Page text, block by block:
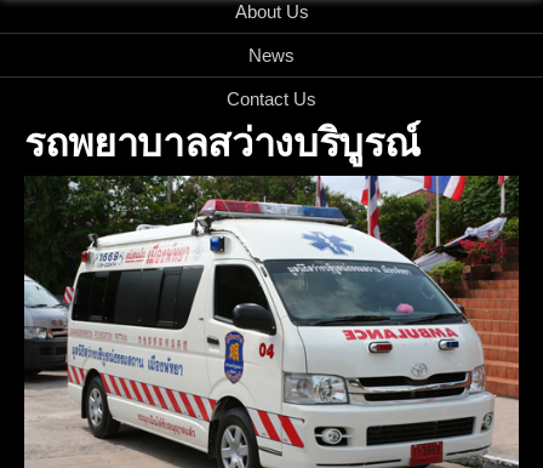
About Us
News
Contact Us
รถพยาบาลสว่างบริบูรณ์